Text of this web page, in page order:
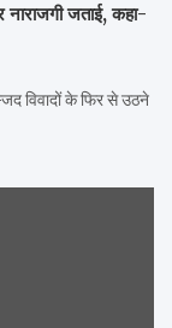
जताई, कहा-
विवादों के फिर से उठने